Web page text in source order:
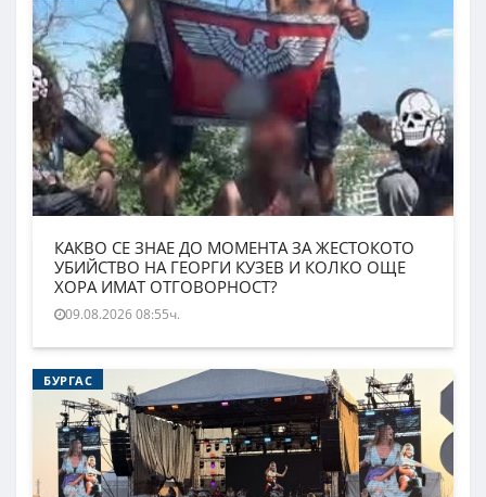
КАКВО СЕ ЗНАЕ ДО МОМЕНТА ЗА ЖЕСТОКОТО
УБИЙСТВО НА ГЕОРГИ КУЗЕВ И КОЛКО ОЩЕ
ХОРА ИМАТ ОТГОВОРНОСТ?
09.08.2026 08:55ч.
БУРГАС